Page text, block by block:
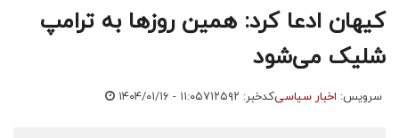
کیهان ادعا کرد: همین روزها به ترامپ
شلیک می‌شود
سرویس: اخبار سیاسیکدخبر: ۷۱۲۵۹۲ ۱۴۰۴/۰۱/۱۶ - ۱۱:۰۵